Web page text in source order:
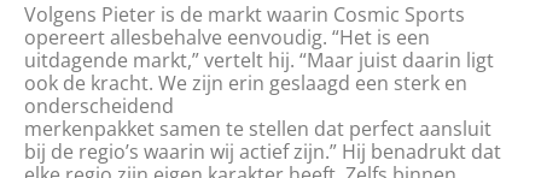
Volgens Pieter is de markt waarin Cosmic Sports
opereert allesbehalve eenvoudig. “Het is een
uitdagende markt,” vertelt hij. “Maar juist daarin ligt
ook de kracht. We zijn erin geslaagd een sterk en
onderscheidend
merkenpakket samen te stellen dat perfect aansluit
bij de regio’s waarin wij actief zijn.” Hij benadrukt dat